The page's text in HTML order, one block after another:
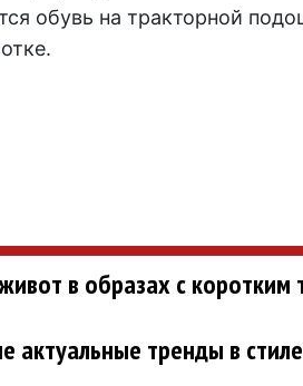
обувь на тракторной
в образах с коротким
актуальные тренды в